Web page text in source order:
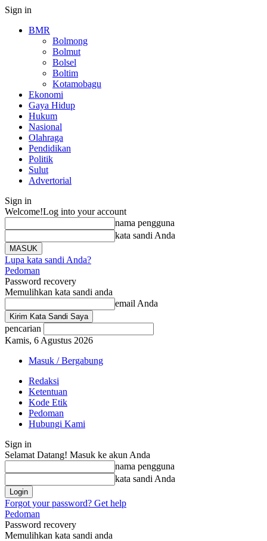
Sign in
BMR
Bolmong
Bolmut
Bolsel
Boltim
Kotamobagu
Ekonomi
Gaya Hidup
Hukum
Nasional
Olahraga
Pendidikan
Politik
Sulut
Advertorial
Sign in
Welcome!Log into your account
nama pengguna
kata sandi Anda
Lupa kata sandi Anda?
Pedoman
Password recovery
Memulihkan kata sandi anda
email Anda
pencarian
Kamis, 6 Agustus 2026
Masuk / Bergabung
Redaksi
Ketentuan
Kode Etik
Pedoman
Hubungi Kami
Sign in
Selamat Datang! Masuk ke akun Anda
nama pengguna
kata sandi Anda
Forgot your password? Get help
Pedoman
Password recovery
Memulihkan kata sandi anda